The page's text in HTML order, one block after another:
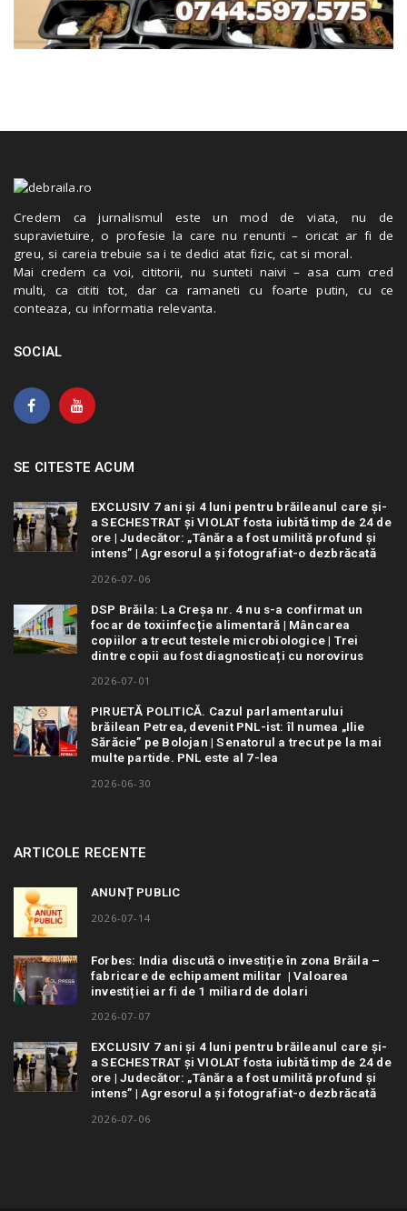
Credem ca jurnalismul este un mod de viata, nu de
supravietuire, o profesie la care nu renunti – oricat ar fi de
greu, si careia trebuie sa i te dedici atat fizic, cat si moral.
Mai credem ca voi, cititorii, nu sunteti naivi – asa cum cred
multi, ca cititi tot, dar ca ramaneti cu foarte putin, cu ce
conteaza, cu informatia relevanta.
SOCIAL
SE CITESTE ACUM
EXCLUSIV 7 ani și 4 luni pentru brăileanul care și-
a SECHESTRAT și VIOLAT fosta iubită timp de 24 de
ore | Judecător: „Tânăra a fost umilită profund și
intens” | Agresorul a și fotografiat-o dezbrăcată
2026-07-06
DSP Brăila: La Creșa nr. 4 nu s-a confirmat un
focar de toxiinfecție alimentară | Mâncarea
copiilor a trecut testele microbiologice | Trei
dintre copii au fost diagnosticați cu norovirus
2026-07-01
PIRUETĂ POLITICĂ. Cazul parlamentarului
brăilean Petrea, devenit PNL-ist: îl numea „Ilie
Sărăcie” pe Bolojan | Senatorul a trecut pe la mai
multe partide. PNL este al 7-lea
2026-06-30
ARTICOLE RECENTE
ANUNȚ PUBLIC
2026-07-14
Forbes: India discută o investiție în zona Brăila –
fabricare de echipament militar | Valoarea
investiției ar fi de 1 miliard de dolari
2026-07-07
EXCLUSIV 7 ani și 4 luni pentru brăileanul care și-
a SECHESTRAT și VIOLAT fosta iubită timp de 24 de
ore | Judecător: „Tânăra a fost umilită profund și
intens” | Agresorul a și fotografiat-o dezbrăcată
2026-07-06